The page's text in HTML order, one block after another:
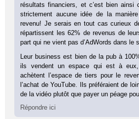
résultats financiers, et c’est bien ainsi
strictement aucune idée de la
revenu! Je serais en tout cas curieux
répartissent les 62% de revenus de
part qui ne vient pas d’AdWords dans le
Leur business est bien de la pub à
ils vendent un espace qui est à
achètent l’espace de tiers pour le
l’achat de YouTube. Ils préféraient de
de la vidéo plutôt que payer un péage
Répondre ici